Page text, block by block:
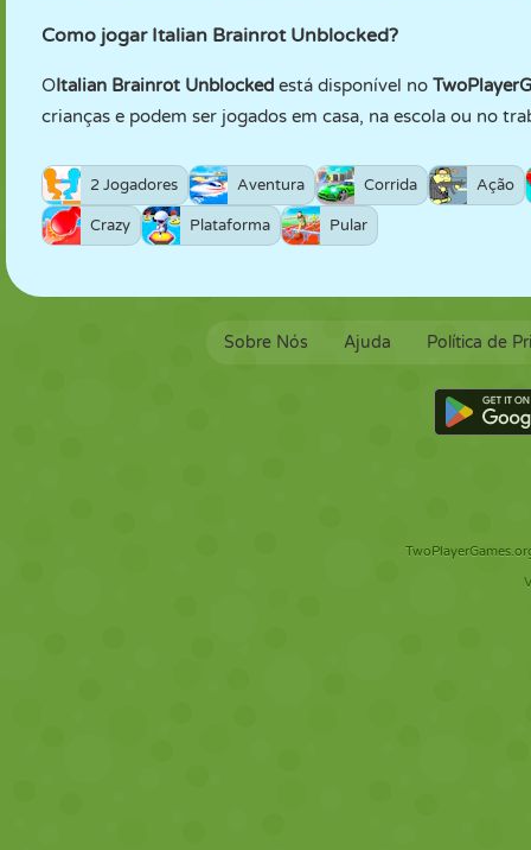
Como jogar Italian Brainrot Unblocked?
OItalian Brainrot Unblocked está disponível no
crianças e podem ser jogados em casa, na escola ou no
2 Jogadores Aventura Corrida Ação
Crazy Plataforma Pular
Sobre Nós Ajuda Política de